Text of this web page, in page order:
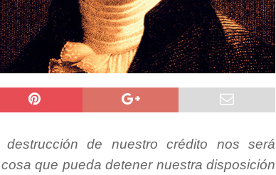
de nuestro crédito nos será
que pueda detener nuestra disposición